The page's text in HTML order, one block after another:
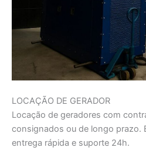
LOCAÇÃO DE GERADOR
Locação de geradores com
consignados ou de longo prazo.
entrega rápida e suporte 24h.